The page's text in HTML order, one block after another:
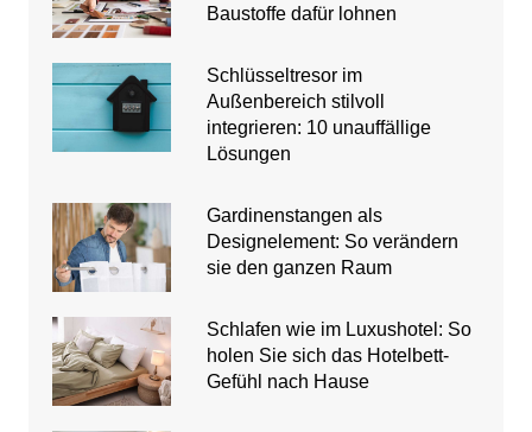
Baustoffe dafür lohnen
Schlüsseltresor im
Außenbereich stilvoll
integrieren: 10 unauffällige
Lösungen
Gardinenstangen als
Designelement: So verändern
sie den ganzen Raum
Schlafen wie im Luxushotel: So
holen Sie sich das Hotelbett-
Gefühl nach Hause